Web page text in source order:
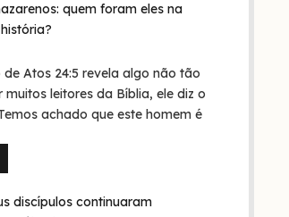
quem foram eles na
de Atos 24:5 revela algo não tão
leitores da Bíblia, ele diz o
achado que este homem é
discípulos continuaram